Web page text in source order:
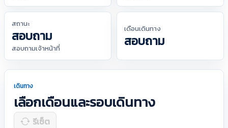
สถานะ
สอบถาม
สอบถามเจ้าหน้าที่
เดือนเดินทาง
สอบถาม
เดินทาง
เลือกเดือนและรอบเดินทาง
รีเซ็ต